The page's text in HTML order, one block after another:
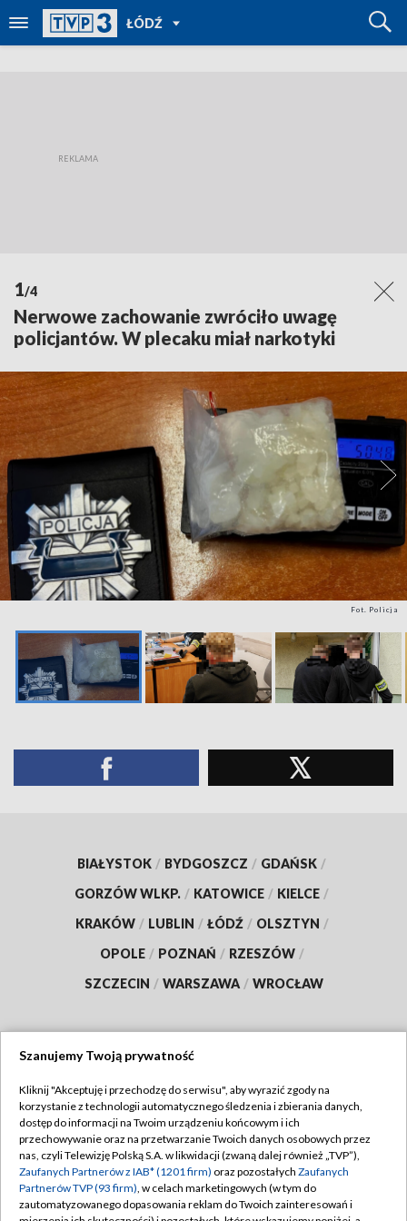
ŁÓDŹ
POWRÓT
DO
REGIONY
1/4
Nerwowe zachowanie zwróciło uwagę
policjantów. W plecaku miał narkotyki
Fot. Policja
BIAŁYSTOK / BYDGOSZCZ / GDAŃSK /
GORZÓW WLKP. / KATOWICE / KIELCE /
KRAKÓW / LUBLIN / ŁÓDŹ / OLSZTYN /
OPOLE / POZNAŃ / RZESZÓW /
SZCZECIN / WARSZAWA / WROCŁAW
TVP
Abonament TVP
Emisja w TVP
Centrum informacji TVP
Regulamin TVP
Polityka prywatności
Moje zgody
Szanujemy Twoją prywatność
Kliknij "Akceptuję i przechodzę do serwisu", aby wyrazić zgody na
korzystanie z technologii automatycznego śledzenia i zbierania danych,
dostęp do informacji na Twoim urządzeniu końcowym i ich
przechowywanie oraz na przetwarzanie Twoich danych osobowych przez
nas, czyli Telewizję Polską S.A. w likwidacji (zwaną dalej również „TVP”),
Zaufanych Partnerów z IAB* (1201 firm) oraz pozostałych Zaufanych
Partnerów TVP (93 firm), w celach marketingowych (w tym do
zautomatyzowanego dopasowania reklam do Twoich zainteresowań i